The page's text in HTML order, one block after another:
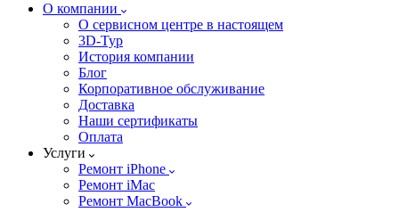
О компании
О сервисном центре в настоящем
3D-Тур
История компании
Блог
Корпоративное обслуживание
Доставка
Наши сертификаты
Оплата
Услуги
Ремонт iPhone
Ремонт iMac
Ремонт MacBook